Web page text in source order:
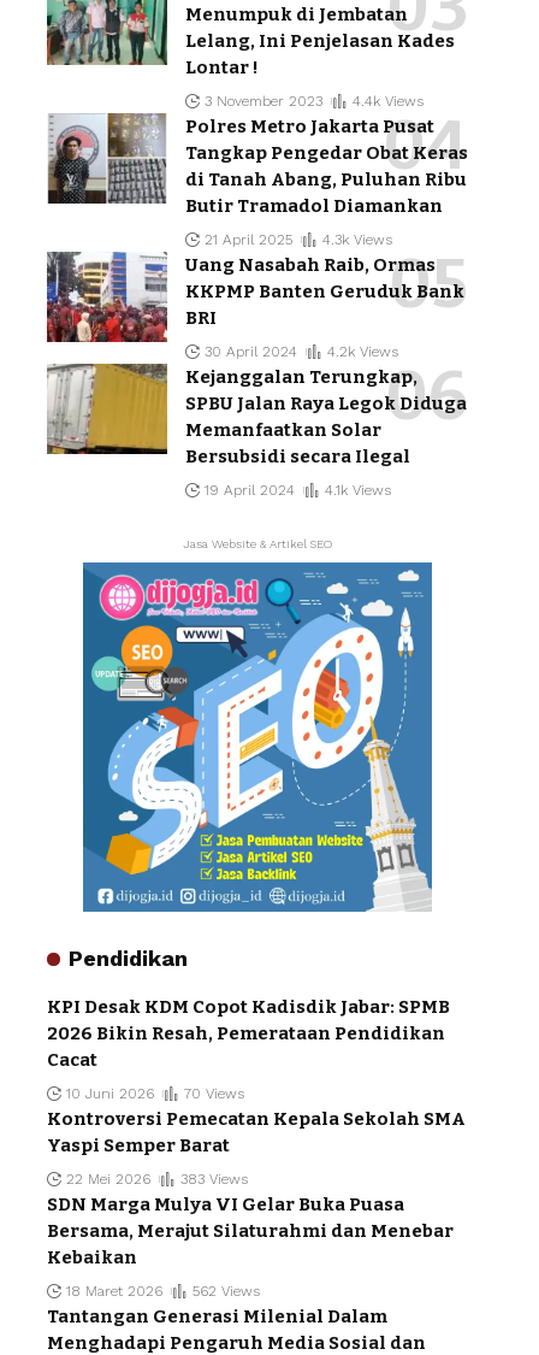
Menumpuk di Jembatan
Lelang, Ini Penjelasan Kades
Lontar !
3 November 2023 4.4k Views
Polres Metro Jakarta Pusat
Tangkap Pengedar Obat Keras
di Tanah Abang, Puluhan Ribu
Butir Tramadol Diamankan
21 April 2025 4.3k Views
Uang Nasabah Raib, Ormas
KKPMP Banten Geruduk Bank
BRI
30 April 2024 4.2k Views
Kejanggalan Terungkap,
SPBU Jalan Raya Legok Diduga
Memanfaatkan Solar
Bersubsidi secara Ilegal
19 April 2024 4.1k Views
Jasa Website & Artikel SEO
Pendidikan
KPI Desak KDM Copot Kadisdik Jabar: SPMB
2026 Bikin Resah, Pemerataan Pendidikan
Cacat
10 Juni 2026 70 Views
Kontroversi Pemecatan Kepala Sekolah SMA
Yaspi Semper Barat
22 Mei 2026 383 Views
SDN Marga Mulya VI Gelar Buka Puasa
Bersama, Merajut Silaturahmi dan Menebar
Kebaikan
18 Maret 2026 562 Views
Tantangan Generasi Milenial Dalam
Menghadapi Pengaruh Media Sosial dan